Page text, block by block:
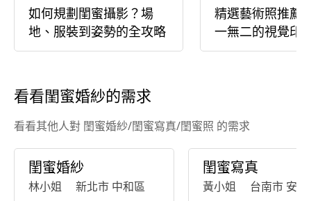
如何規劃閨蜜攝影？場
地、服裝到姿勢的全攻略
精選藝術照推薦
一無二的視覺印
看看閨蜜婚紗的需求
看看其他人對 閨蜜婚紗/閨蜜寫真/閨蜜照 的需求
閨蜜婚紗
林小姐 新北市 中和區
閨蜜寫真
黃小姐 台南市 安